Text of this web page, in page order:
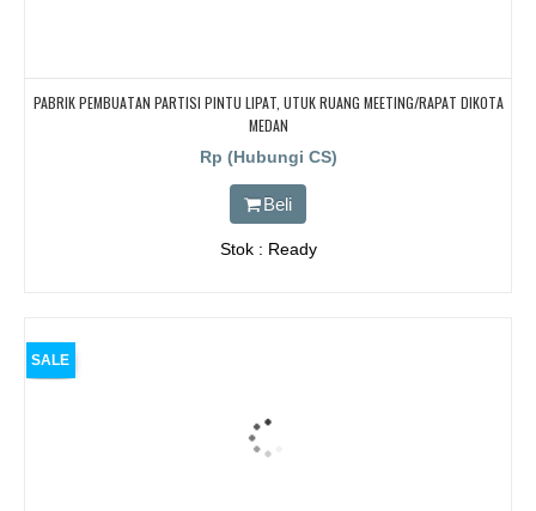
PABRIK PEMBUATAN PARTISI PINTU LIPAT, UTUK RUANG MEETING/RAPAT DIKOTA
MEDAN
Rp (Hubungi CS)
Beli
Stok : Ready
SALE